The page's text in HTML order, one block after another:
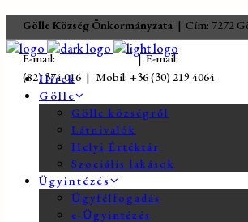
Gölle Község Önkormányzata | Cím: 7272
E-mail: jegyzo@golle.hu| E-mail:
(82) 374 016 | Mobil: +36 (30) 219 4064
Hírek
Gölle
Gölle községről
Látnivalók
Helyi Értéktár
Szociális lakások
Ügyintézés
Ügyfélfogadás
e-Ügyintézés